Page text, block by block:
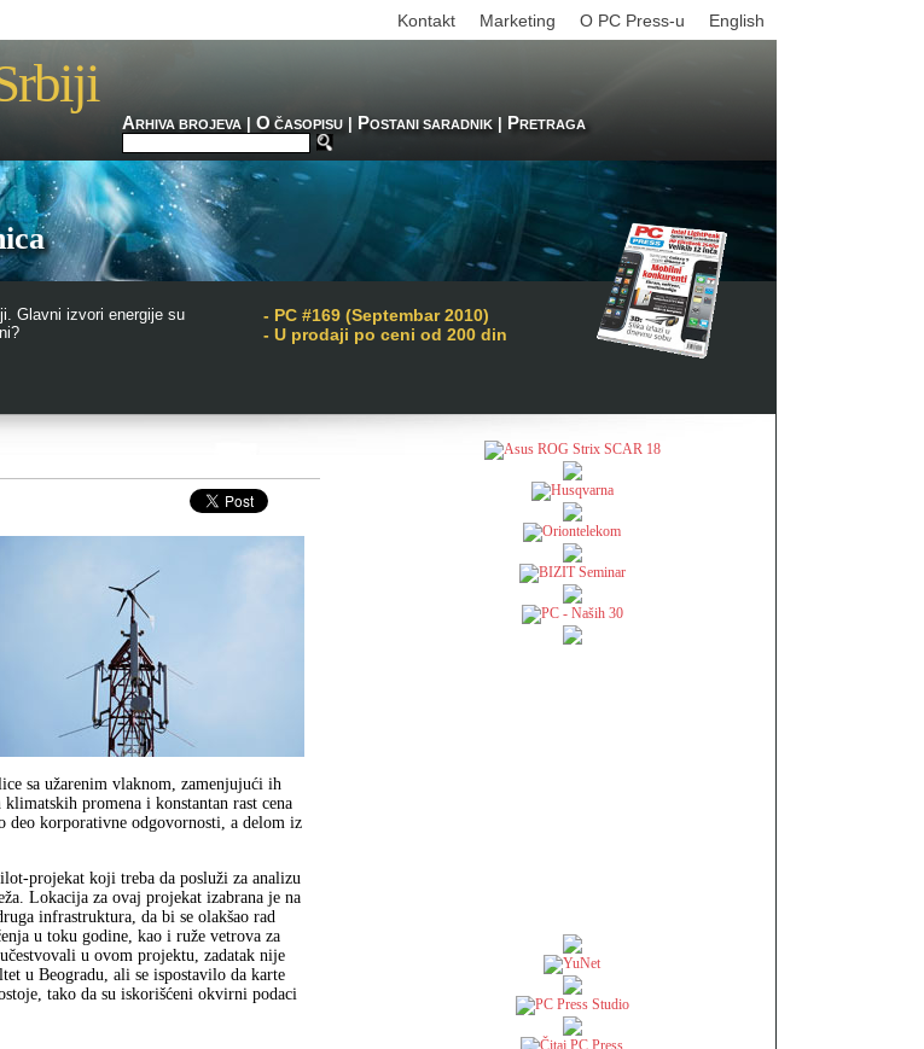
English
O PC Press-u
Marketing
Kontakt
ARHIVA BROJEVA| O ČASOPISU| POSTANI SARADNIK| PRETRAGA
Glavni izvori energije su
- PC #169 (Septembar 2010)
- U prodaji po ceni od 200 din
sa užarenim vlaknom, zamenjujući ih
promena i konstantan rast cena
deo korporativne odgovornosti, a delom iz
projekat koji treba da posluži za analizu
Lokacija za ovaj projekat izabrana je na
infrastruktura, da bi se olakšao rad
u toku godine, kao i ruže vetrova za
u ovom projektu, zadatak nije
u Beogradu, ali se ispostavilo da karte
tako da su iskorišćeni okvirni podaci